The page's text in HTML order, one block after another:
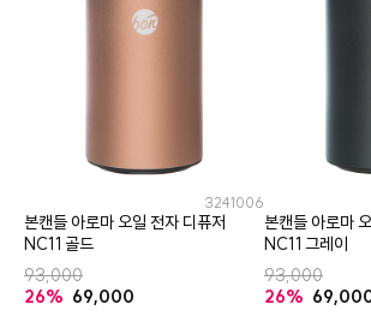
3241006
본캔들 아로마 오일 전자 디퓨저
NC11 골드
93,000
26% 69,000
본캔들 아로마
NC11 그레이
93,000
26%